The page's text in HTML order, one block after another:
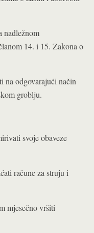
nadležnom
14. i 15. Zakona o
odgovarajući način
groblju.
obaveze
za struju i
mjesečno vršiti